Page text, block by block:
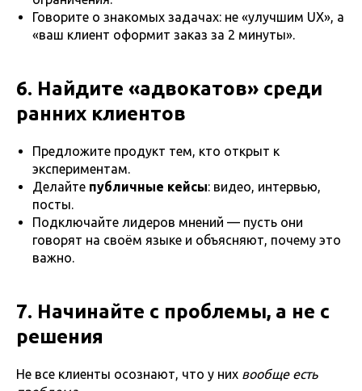
Говорите о знакомых задачах: не «улучшим UX», а
«ваш клиент оформит заказ за 2 минуты».
6. Найдите «адвокатов» среди
ранних клиентов
Предложите продукт тем, кто открыт к
экспериментам.
Делайте публичные кейсы: видео, интервью,
посты.
Подключайте лидеров мнений — пусть они
говорят на своём языке и объясняют, почему это
важно.
7. Начинайте с проблемы, а не с
решения
Не все клиенты осознают, что у них вообще есть